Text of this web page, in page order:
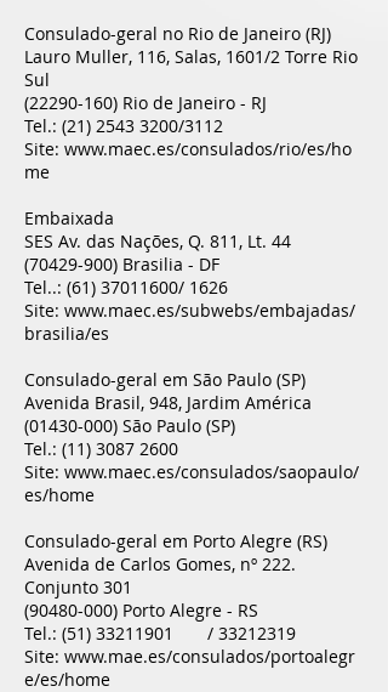
Consulado-geral no Rio de Janeiro (RJ)
Lauro Muller, 116, Salas, 1601/2 Torre Rio
Sul
(22290-160) Rio de Janeiro - RJ
Tel.: (21) 2543 3200/3112
Site: www.maec.es/consulados/rio/es/ho
me
Embaixada
SES Av. das Nações, Q. 811, Lt. 44
(70429-900) Brasilia - DF
Tel..: (61) 37011600/ 1626
Site: www.maec.es/subwebs/embajadas/
brasilia/es
Consulado-geral em São Paulo (SP)
Avenida Brasil, 948, Jardim América
(01430-000) São Paulo (SP)
Tel.: (11) 3087 2600
Site: www.maec.es/consulados/saopaulo/
es/home
Consulado-geral em Porto Alegre (RS)
Avenida de Carlos Gomes, nº 222.
Conjunto 301
(90480-000) Porto Alegre - RS
Tel.: (51) 33211901 / 33212319
Site: www.mae.es/consulados/portoalegr
e/es/home